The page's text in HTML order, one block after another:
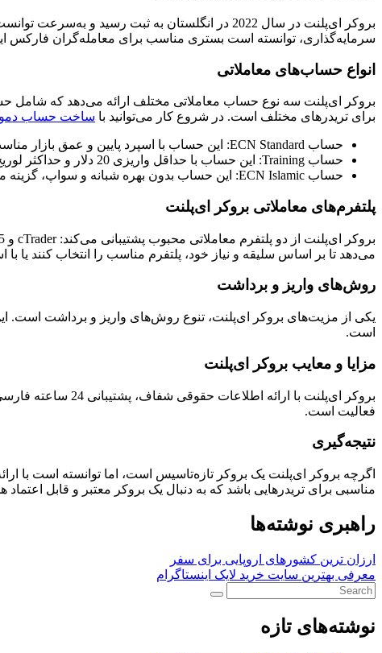
بروکر ای‌پلنت در سال 2022 در انگلستان به ثبت
سرمایه‌گذاری، توانسته است بستری مناسب برای معامله‌گران فارکس
انواع حساب‌های معاملاتی
برای تریدرهای مختلف است. در شروع کار می‌توانید با ساخت حساب
حساب ECN Standard: این حساب با اسپرد پایین و عمق بازار مناسب برای تریدرهای حرفه‌ای و اسکالپرها است.
حساب Training: این حساب با حداقل واریزی 20 دلار و حداکثر لوریج 1:4000، برای تریدرهایی که تازه وارد بازار فارکس شده‌اند، طراحی شده است.
حساب ECN Islamic: این حساب بدون بهره شبانه و سواپ، گزینه مناسبی برای تریدرهای مسلمان است که می‌خواهند بدون پرداخت سواپ معاملات خود را انجام دهند.
پلتفرم‌های معاملاتی بروکر ای‌پلنت
می‌دهد تا بر اساس سلیقه و نیاز خود، پلتفرم مناسب را انتخاب کنند یا با
روش‌های واریز و برداشت
یکی از مزیت‌های بروکر ای‌پلنت، تنوع روش‌های واریز و برداشت است. این
است.
مزایا و معایب بروکر ای‌پلنت
فعالیت است.
نتیجه‌گیری
اگرچه بروکر ای‌پلنت یک بروکر تازه‌تاسیس است، اما توانسته است با
مناسبی برای تریدرهایی باشد که به دنبال یک بروکر معتبر و قابل اعتماد
راهبری نوشته‌ها
ارزان ترین کشورهای اروپایی برای سفر
معرفی بهترین سایت خرید لایک اینستاگرام
نوشته‌های تازه